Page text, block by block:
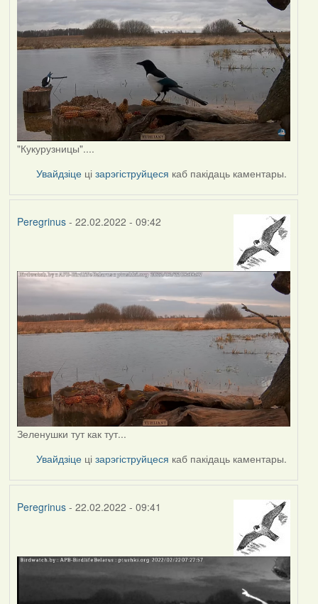
"Кукурузницы"....
Увайдзіце цізарэгіструйцеся каб пакідаць каментары.
Peregrinus- 22.02.2022 - 09:42
Зеленушки тут как тут...
Увайдзіце цізарэгіструйцеся каб пакідаць каментары.
Peregrinus- 22.02.2022 - 09:41